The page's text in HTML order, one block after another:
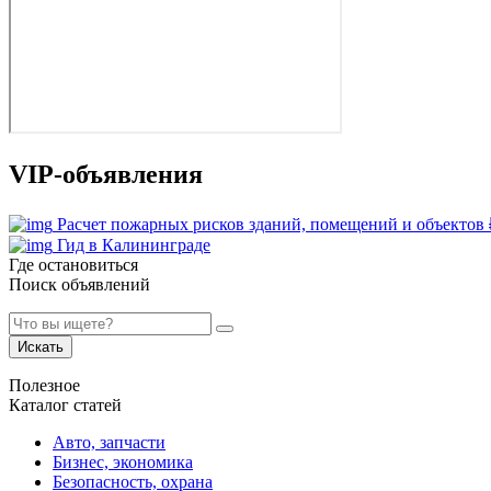
VIP-объявления
Расчет пожарных рисков зданий, помещений и объектов
Гид в Калининграде
Где остановиться
Поиск объявлений
Искать
Полезное
Каталог статей
Авто, запчасти
Бизнес, экономика
Безопасность, охрана